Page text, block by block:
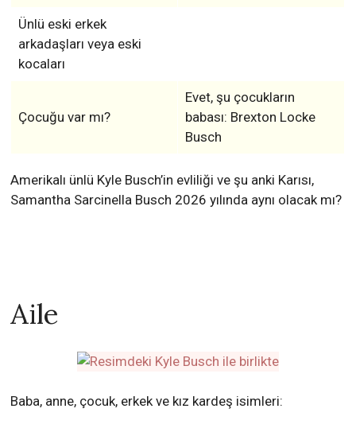
Ünlü eski erkek
arkadaşları veya eski
kocaları
Çocuğu var mı?
Evet, şu çocukların
babası: Brexton Locke
Busch
Amerikalı ünlü Kyle Busch’in evliliği ve şu anki Karısı,
Samantha Sarcinella Busch 2026 yılında aynı olacak mı?
Aile
Baba, anne, çocuk, erkek ve kız kardeş isimleri: